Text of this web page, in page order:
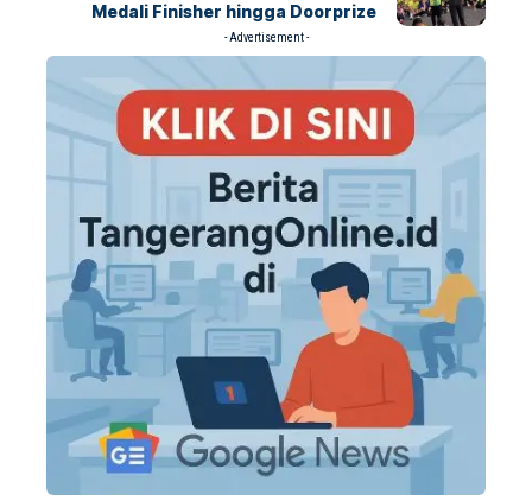
Medali Finisher hingga Doorprize
- Advertisement -